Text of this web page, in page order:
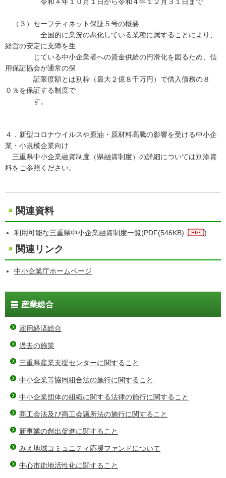
（３）セーフティネット保証５号の概要
全国的に業況の悪化している業種に属することにより、
経営の安定に支障を生
じている中小企業者への資金供給の円滑化を図るため、信
用保証協会が通常の保
証限度額とは別枠（最大２億８千万円）で借入債務の８
０％を保証する制度で
す。
４．新型コロナウイルスや原油・原材料高騰の影響を受ける中小企
業・小規模企業向け
三重県中小企業融資制度（県融資制度）の詳細については別添資
料をご参照ください。
関連資料
利用可能な三重県中小企業融資制度一覧(PDF(546KB) )
関連リンク
中小企業庁ホームページ
産業総合
雇用経済総合
過去の施策
三重県産業支援センターに関すること
中小企業等協同組合法の施行に関すること
中小企業団体の組織に関する法律の施行に関すること
商工会法及び商工会議所法の施行に関すること
新事業の創出促進に関すること
みえ地域コミュニティ応援ファンドについて
中心市街地活性化に関すること